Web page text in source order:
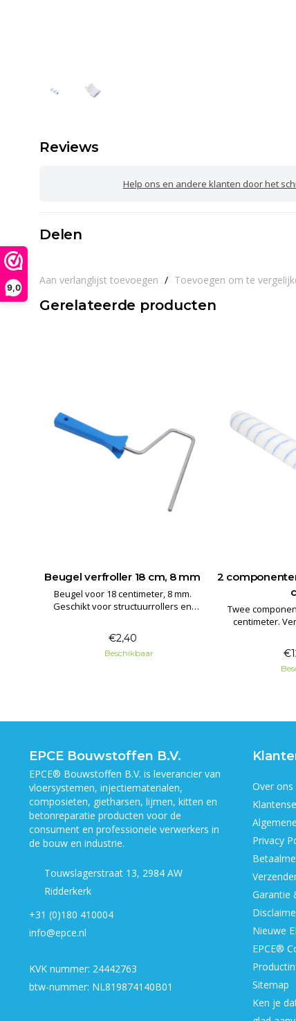
9,0
Reviews
Help ons en andere klanten door het
Delen
Aan verlanglijst toevoegen / Toevoegen om te
Gerelateerde producten
Beugel verfroller 18 cm, 8 mm
Beugel voor 18 centimeter, 8 mm.
Geschikt voor structuurrollers en
cm en gat 8 mm.
€2,40
Beschikbaar
2
Twee
centimeter.
vloeibare
EPCE Bouwstoffen B.V.
EPCE® Bouwstoffen B.V. is leverancier van
vloersystemen, injectiematerialen,
composieten, gietharsen, lijmen, kitten en
betonreparatie producten voor de
consument en professionele verwerkers in
de bouw en industrie.
Touwslagerstraat 13, 2984 AW
Ridderkerk
+31 (0)180 410004
info@epce.nl
KVK nummer: 24442763
btw-nummer: NL819874140B01
Over ons
Privacy
Garantie
Nieuwe
EPCE®
Sitemap
Ken je